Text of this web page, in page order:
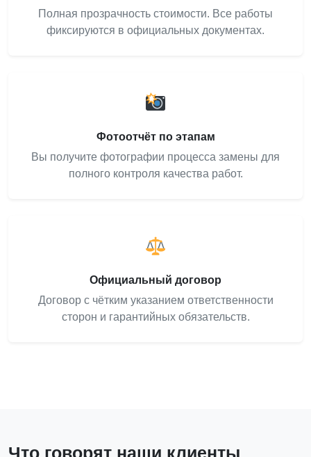
Полная прозрачность стоимости. Все работы
фиксируются в официальных документах.
Фотоотчёт по этапам
Вы получите фотографии процесса замены для
полного контроля качества работ.
Официальный договор
Договор с чётким указанием ответственности
сторон и гарантийных обязательств.
Что говорят наши клиенты